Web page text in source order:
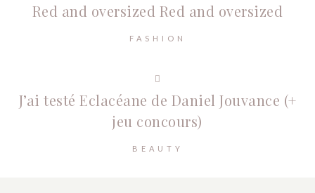
Red and oversized Red and oversized
FASHION
J’ai testé Eclacéane de Daniel Jouvance (+
jeu concours)
BEAUTY